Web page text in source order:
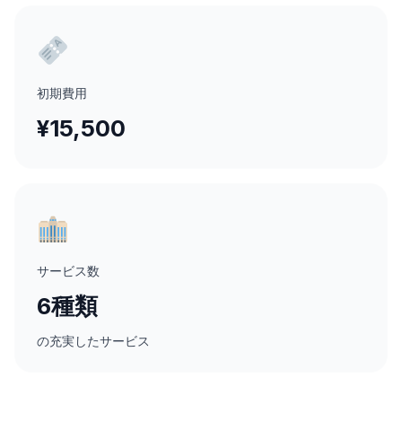
初期費用
¥15,500
サービス数
6種類
の充実したサービス